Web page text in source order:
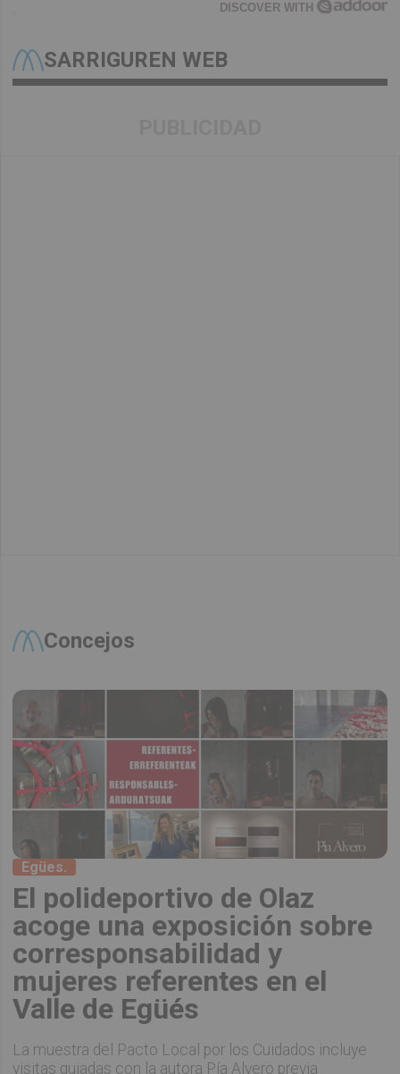
DISCOVER WITH
SARRIGUREN WEB
Concejos
Egües.
El polideportivo de Olaz
acoge una exposición sobre
corresponsabilidad y
mujeres referentes en el
Valle de Egüés
La muestra del Pacto Local por los Cuidados incluye
visitas guiadas con la autora Pía Alvero previa